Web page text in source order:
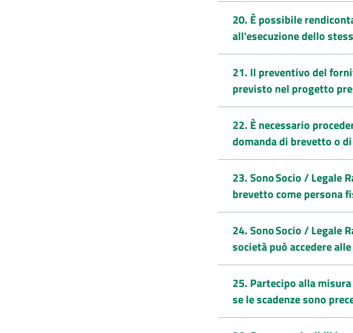
20. È possibile
all'esecuzione dello
21. Il preventivo del
previsto nel progetto
22. È necessario
domanda di brevetto o
23. Sono Socio / Legale
brevetto come persona
24. Sono Socio / Legale
società può accedere
25. Partecipo alla
se le scadenze sono